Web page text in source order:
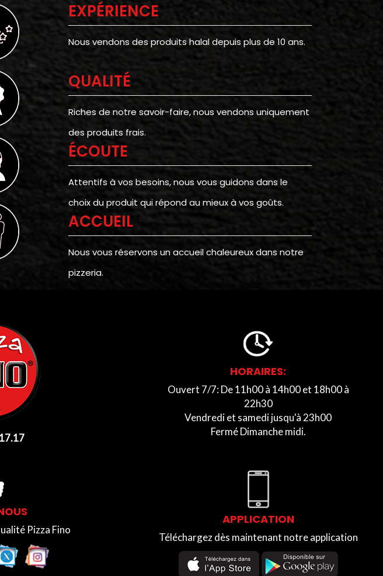
EXPÉRIENCE
Nous vendons des produits halal depuis plus de 10 ans.
QUALITÉ
Riches de notre savoir-faire, nous vendons uniquement
des produits frais.
ÉCOUTE
Attentifs à vos besoins, nous vous guidons dans le
choix du produit qui répond au mieux à vos goûts.
ACCUEIL
Nous vous réservons un accueil chaleureux dans notre
pizzeria.
HORAIRES:
Ouvert 7/7: De 11h00 à 14h00 et 18h00 à
22h30
Vendredi et samedi jusqu'à 23h00
Fermé Dimanche midi.
Pizza Fino
APPLICATION
Téléchargez dès maintenant notre application